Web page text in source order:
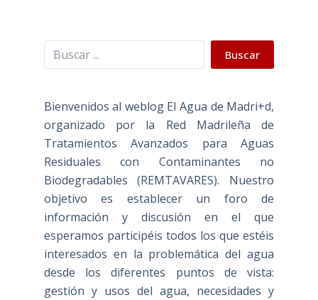
Buscar Buscar
Bienvenidos al weblog El Agua de Madri+d,
organizado por la Red Madrileña de
Tratamientos Avanzados para Aguas
Residuales con Contaminantes no
Biodegradables (REMTAVARES). Nuestro
objetivo es establecer un foro de
información y discusión en el que
esperamos participéis todos los que estéis
interesados en la problemática del agua
desde los diferentes puntos de vista:
gestión y usos del agua, necesidades y